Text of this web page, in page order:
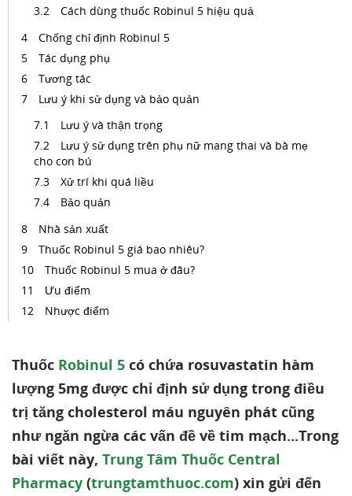
Cách dùng thuốc Robinul 5 hiệu quả
Chống chỉ định Robinul 5
Tác dụng phụ
Tương tác
Lưu ý khi sử dụng và bảo quản
Lưu ý và thận trọng
Lưu ý sử dụng trên phụ nữ mang thai và bà mẹ
cho con bú
Xử trí khi quá liều
Bảo quản
Nhà sản xuất
Thuốc Robinul 5 giá bao nhiêu?
Thuốc Robinul 5 mua ở đâu?
Ưu điểm
Nhược điểm
Thuốc Robinul 5 có chứa rosuvastatin hàm
lượng 5mg được chỉ định sử dụng trong điều
trị tăng cholesterol máu nguyên phát cũng
như ngăn ngừa các vấn đề về tim mạch...Trong
bài viết này, Trung Tâm Thuốc Central
Pharmacy (trungtamthuoc.com) xin gửi đến